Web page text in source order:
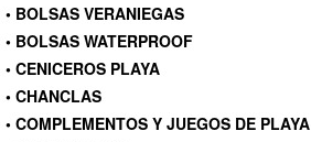
• BOLSAS VERANIEGAS
• BOLSAS WATERPROOF
• CENICEROS PLAYA
• CHANCLAS
• COMPLEMENTOS Y JUEGOS DE PLAYA